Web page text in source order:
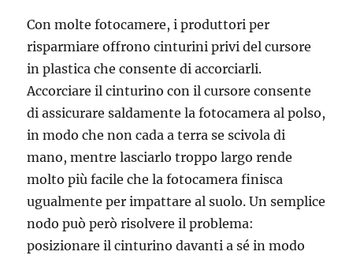
o
k
Con molte fotocamere, i produttori per
risparmiare offrono cinturini privi del cursore
in plastica che consente di accorciarli.
Accorciare il cinturino con il cursore consente
di assicurare saldamente la fotocamera al polso,
in modo che non cada a terra se scivola di
mano, mentre lasciarlo troppo largo rende
molto più facile che la fotocamera finisca
ugualmente per impattare al suolo. Un semplice
nodo può però risolvere il problema:
posizionare il cinturino davanti a sé in modo